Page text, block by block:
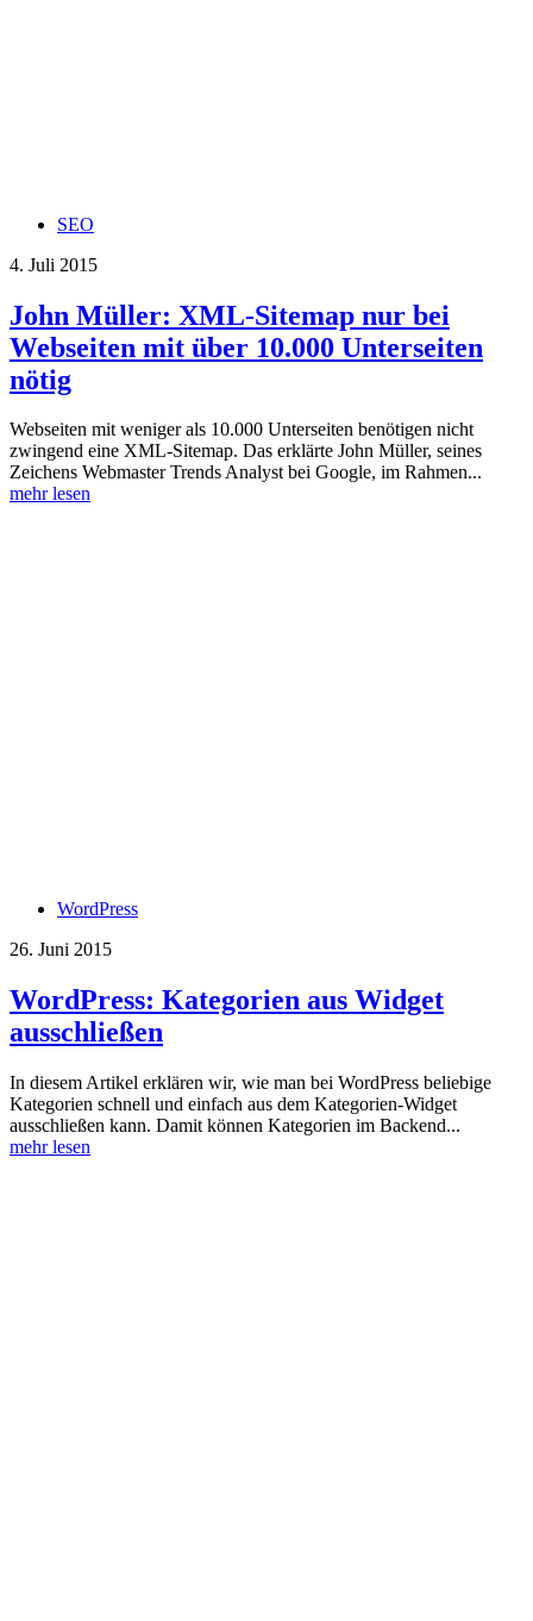
SEO
4. Juli 2015
John Müller: XML-Sitemap nur bei
Webseiten mit über 10.000 Unterseiten
nötig
Webseiten mit weniger als 10.000 Unterseiten benötigen nicht
zwingend eine XML-Sitemap. Das erklärte John Müller, seines
Zeichens Webmaster Trends Analyst bei Google, im Rahmen...
mehr lesen
WordPress
26. Juni 2015
WordPress: Kategorien aus Widget
ausschließen
In diesem Artikel erklären wir, wie man bei WordPress beliebige
Kategorien schnell und einfach aus dem Kategorien-Widget
ausschließen kann. Damit können Kategorien im Backend...
mehr lesen